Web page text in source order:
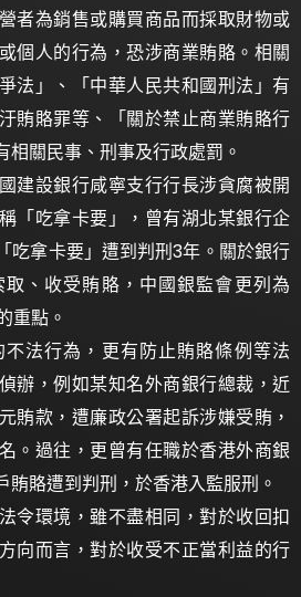
者為銷售或購買商品而採取財物或
個人的行為，恐涉商業賄賂。相關
法」、「中華人民共和國刑法」有
賄賂罪等、「關於禁止商業賄賂行
關民事、刑事及行政處罰。
建設銀行咸寧支行行長涉貪腐被開
「吃拿卡要」，曾有湖北某銀行企
吃拿卡要」遭到判刑3年。關於銀行
、收受賄賂，中國銀監會更列為
重點。
法行為，更有防止賄賂條例等法
辦，例如某知名外商銀行總裁，近
賄款，遭廉政公署起訴涉嫌受賄，
。過往，更曾有任職於香港外商銀
賂遭到判刑，於香港入監服刑。
令環境，雖不盡相同，對於收回扣
向而言，對於收受不正當利益的行